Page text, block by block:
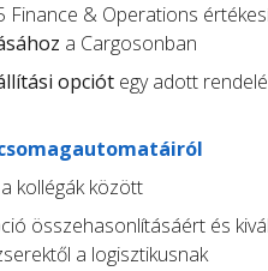
& Operations
a Cargosonban
opciót egy adott
kollégák között
összehasonlításáért és
a logisztikusnak